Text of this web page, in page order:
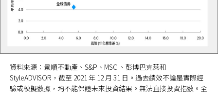
資料來源：景順不動產、S&P、MSCI、彭博巴克萊和
StyleADVISOR，截至 2021 年 12 月 31 日。過去績效不論是實際經
驗或模擬數據，均不能保證未來投資結果。無法直接投資指數。全